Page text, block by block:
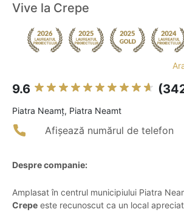
Vive la Crepe
9.6
Piatra Neamţ, Piatra Neamt
Afișează numărul de telefon
Despre companie:
Amplasat în centrul municipiului Piatra
Crepe este recunoscut ca un local